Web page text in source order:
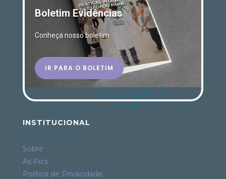
Boletim Evidências
Conheça nosso boletim
IR PARA O BOLETIM
INSTITUCIONAL
Sobre
As Pics
Política de Privacidade